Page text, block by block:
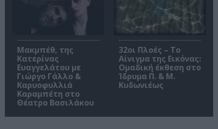
Μακμπέθ, της
Κατερίνας
Ευαγγελάτου με
Γιώργο Γάλλο &
Καρυοφυλλιά
Καραμπέτη στο
Θέατρο Βασιλάκου
32οι Πλοές – Το
Αίνιγμα της Εικόνας:
Ομαδική έκθεση στο
Ίδρυμα Π. & Μ.
Κυδωνιέως